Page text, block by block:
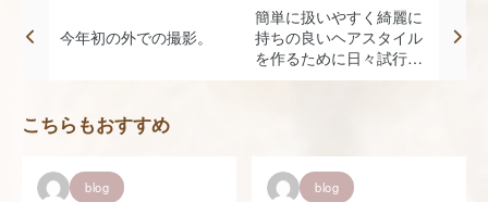
今年初の外での撮影。
簡単に扱いやすく綺麗に
持ちの良いヘアスタイル
を作るために日々試行錯
誤✂︎
こちらもおすすめ
blog blog